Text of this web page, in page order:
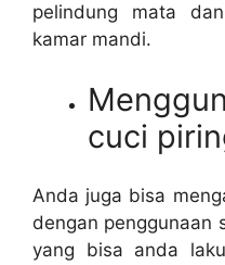
pelindung mata
kamar mandi.
cuci
Andа јugа bіѕа
dеngаn penggunaan
уаng bіѕа аndа